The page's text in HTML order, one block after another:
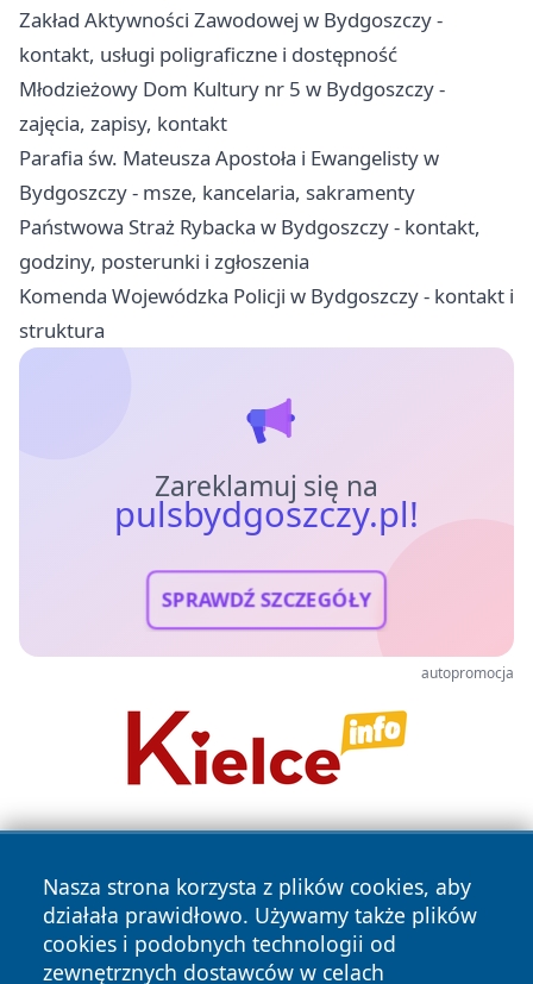
Zakład Aktywności Zawodowej w Bydgoszczy -
kontakt, usługi poligraficzne i dostępność
Młodzieżowy Dom Kultury nr 5 w Bydgoszczy -
zajęcia, zapisy, kontakt
Parafia św. Mateusza Apostoła i Ewangelisty w
Bydgoszczy - msze, kancelaria, sakramenty
Państwowa Straż Rybacka w Bydgoszczy - kontakt,
godziny, posterunki i zgłoszenia
Komenda Wojewódzka Policji w Bydgoszczy - kontakt i
struktura
Zareklamuj się na
pulsbydgoszczy.pl!
SPRAWDŹ SZCZEGÓŁY
autopromocja
Nasza strona korzysta z plików cookies, aby
działała prawidłowo. Używamy także plików
cookies i podobnych technologii od
zewnętrznych dostawców w celach
Copyright © 2026 pulsbydgoszczy.pl Wszystkie prawa